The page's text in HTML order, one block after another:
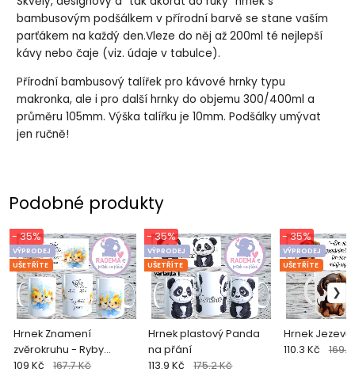
bambusovým podšálkem v přírodní barvě se stane vaším
parťákem na každý den.Vleze do něj až 200ml té nejlepší
kávy nebo čaje (viz. údaje v tabulce).
Přírodní bambusový talířek pro kávové hrnky typu
makronka, ale i pro další hrnky do objemu 300/400ml a
průměru 105mm. Výška talířku je 10mm. Podšálky umývat
jen ručně!
Podobné produkty
Hrnek Znamení
zvěrokruhu - Ryby
(dětský)
VÝPRODEJ
UŠETŘÍTE
- 35%
109 Kč 167.7 Kč
Hrnek plastový Panda
na přání
VÝPRODEJ
UŠETŘÍTE
- 35%
113.9 Kč 175.2 Kč
Hrnek
VÝPRODEJ
UŠETŘÍTE
- 35%
110.3 Kč